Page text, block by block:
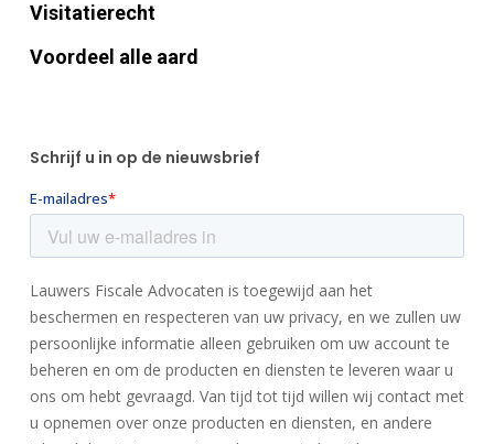
Visitatierecht
Voordeel alle aard
Schrijf u in op de nieuwsbrief